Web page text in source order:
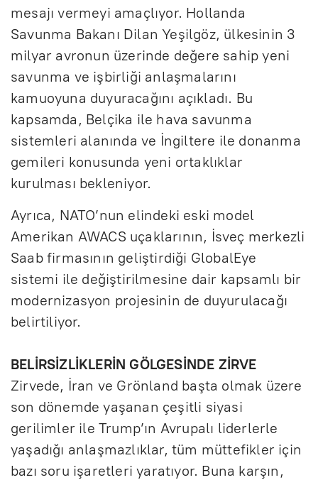
mesajı vermeyi amaçlıyor. Hollanda
Savunma Bakanı Dilan Yeşilgöz, ülkesinin 3
milyar avronun üzerinde değere sahip yeni
savunma ve işbirliği anlaşmalarını
kamuoyuna duyuracağını açıkladı. Bu
kapsamda, Belçika ile hava savunma
sistemleri alanında ve İngiltere ile donanma
gemileri konusunda yeni ortaklıklar
kurulması bekleniyor.
Ayrıca, NATO’nun elindeki eski model
Amerikan AWACS uçaklarının, İsveç merkezli
Saab firmasının geliştirdiği GlobalEye
sistemi ile değiştirilmesine dair kapsamlı bir
modernizasyon projesinin de duyurulacağı
belirtiliyor.
BELİRSİZLİKLERİN GÖLGESİNDE ZİRVE
Zirvede, İran ve Grönland başta olmak üzere
son dönemde yaşanan çeşitli siyasi
gerilimler ile Trump’ın Avrupalı liderlerle
yaşadığı anlaşmazlıklar, tüm müttefikler için
bazı soru işaretleri yaratıyor. Buna karşın,